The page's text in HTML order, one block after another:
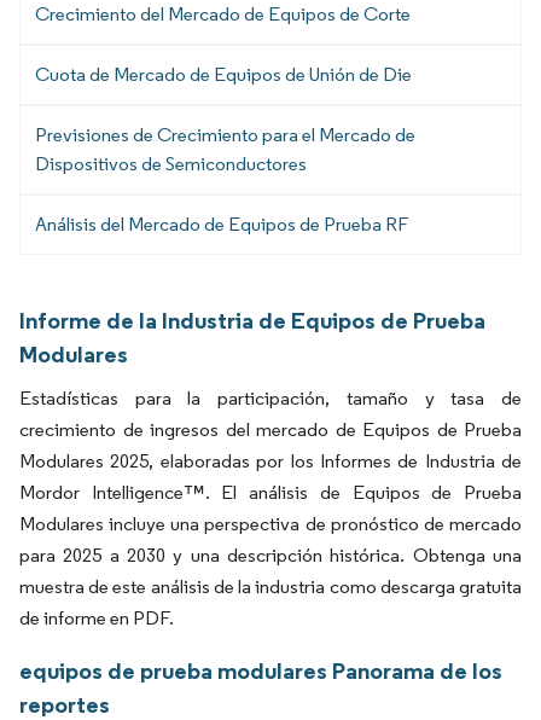
Crecimiento del Mercado de Equipos de Corte
Cuota de Mercado de Equipos de Unión de Die
Previsiones de Crecimiento para el Mercado de
Dispositivos de Semiconductores
Análisis del Mercado de Equipos de Prueba RF
Informe de la Industria de Equipos de Prueba
Modulares
Estadísticas para la participación, tamaño y tasa de
crecimiento de ingresos del mercado de Equipos de Prueba
Modulares 2025, elaboradas por los Informes de Industria de
Mordor Intelligence™. El análisis de Equipos de Prueba
Modulares incluye una perspectiva de pronóstico de mercado
para 2025 a 2030 y una descripción histórica. Obtenga una
muestra de este análisis de la industria como descarga gratuita
de informe en PDF.
equipos de prueba modulares Panorama de los
reportes